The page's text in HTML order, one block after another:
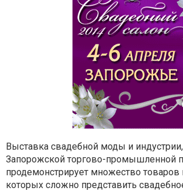
Выставка свадебной моды и
Запорожской торгово-промышленной
продемонстрирует множество товаров
которых сложно представить